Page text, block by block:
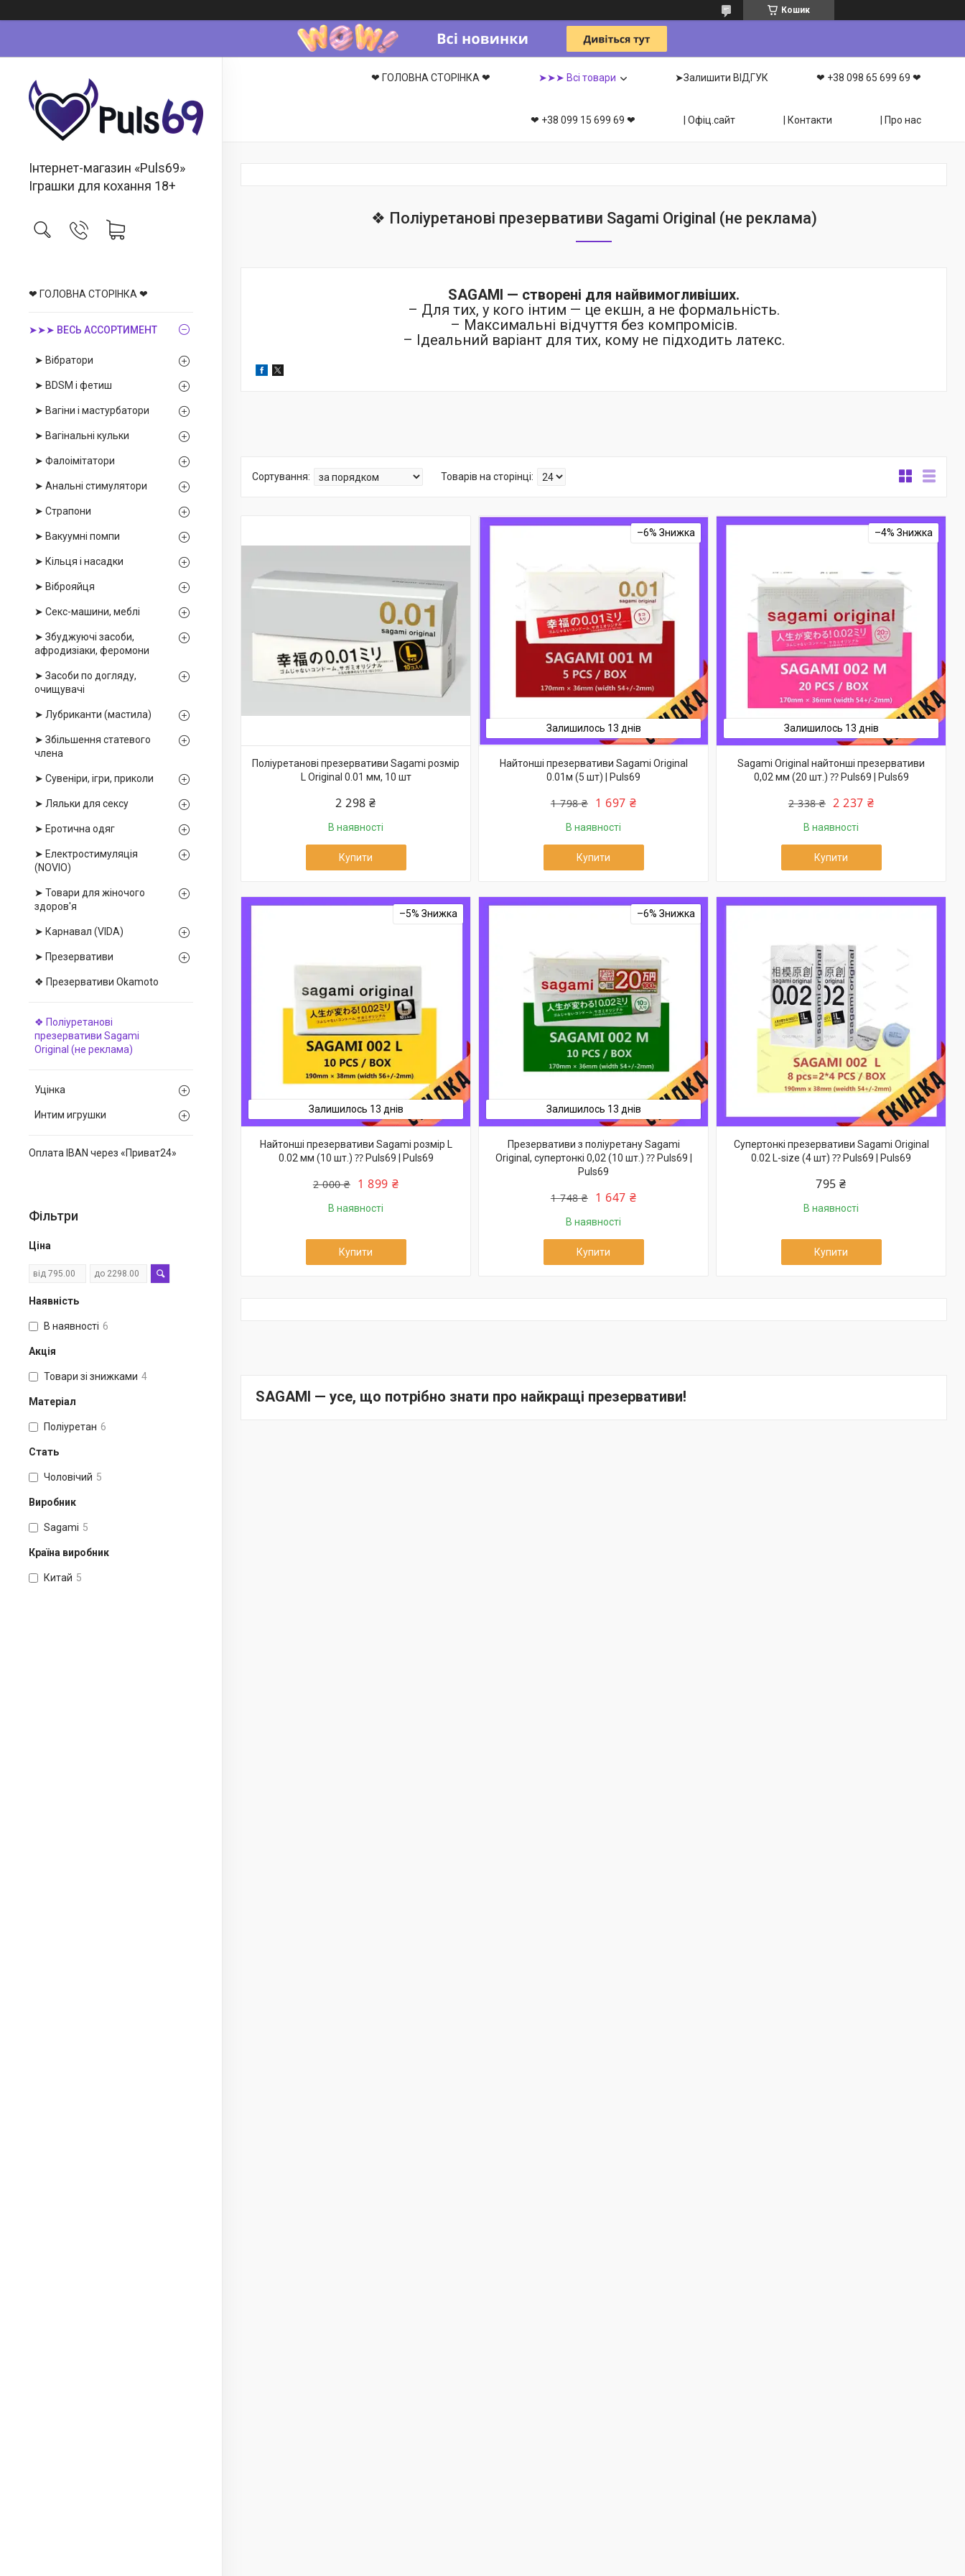
Кошик
Інтернет-магазин «Puls69»
Іграшки для кохання 18+
❤ ГОЛОВНА СТОРІНКА ❤
➤➤➤ ВЕСЬ АССОРТИМЕНТ
➤ Вібратори
➤ BDSM і фетиш
➤ Вагіни і мастурбатори
➤ Вагінальні кульки
➤ Фалоімітатори
➤ Анальні стимулятори
➤ Страпони
➤ Вакуумні помпи
➤ Кільця і насадки
➤ Віброяйця
➤ Секс-машини, меблі
➤ Збуджуючі засоби,
афродизіаки, феромони
➤ Засоби по догляду,
очищувачі
➤ Лубриканти (мастила)
➤ Збільшення статевого
члена
➤ Сувеніри, ігри, приколи
➤ Ляльки для сексу
➤ Еротична одяг
➤ Електростимуляція
(NOVIO)
➤ Товари для жіночого
здоров'я
➤ Карнавал (VIDA)
➤ Презервативи
❖ Презервативи Okamoto
❖ Поліуретанові
презервативи Sagami
Оriginal (не реклама)
Уцінка
Интим игрушки
Оплата IBAN через «Приват24»
Фільтри
Ціна
Наявність
В наявності 6
Акція
Товари зі знижками 4
Матеріал
Поліуретан 6
Стать
Чоловічий 5
Виробник
Sagami 5
Країна виробник
Китай 5
❤ ГОЛОВНА СТОРІНКА ❤ ➤➤➤ Всі товари ➤Залишити ВІДГУК ❤ +38 098 65 699 69 ❤
❤ +38 099 15 699 69 ❤ | Офіц.сайт | Контакти | Про нас
❖ Поліуретанові презервативи Sagami Оriginal (не реклама)
SAGAMI — створені для найвимогливіших.
– Для тих, у кого інтим — це екшн, а не формальність.
– Максимальні відчуття без компромісів.
– Ідеальний варіант для тих, кому не підходить латекс.
Поліуретанові презервативи Sagami розмір
L Original 0.01 мм, 10 шт
2 298 ₴
В наявності
Купити
–6%
Залишилось 13 днів
Найтонші презервативи Sagami Original
0.01м (5 шт) | Puls69
1 798 ₴ 1 697 ₴
В наявності
Купити
–4%
Залишилось 13 днів
Sagami Original найтонші презервативи
0,02 мм (20 шт.) ⁇ Puls69 | Puls69
2 338 ₴ 2 237 ₴
В наявності
Купити
–5%
Залишилось 13 днів
Найтонші презервативи Sagami розмір L
0.02 мм (10 шт.) ⁇ Puls69 | Puls69
2 000 ₴ 1 899 ₴
В наявності
Купити
–6%
Залишилось 13 днів
Презервативи з поліуретану Sagami
Original, супертонкі 0,02 (10 шт.) ⁇ Puls69 |
Puls69
1 748 ₴ 1 647 ₴
В наявності
Купити
Супертонкі презервативи Sagami Original
0.02 L-size (4 шт) ⁇ Puls69 | Puls69
795 ₴
В наявності
Купити
SAGAMI — усе, що потрібно знати про найкращі презервативи!